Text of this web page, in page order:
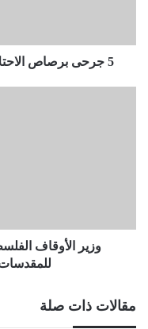
غزة
5 جرحى برصاص الاحتلال خلال تظاهرة شمال قطاع غزة
الإسلامية
والمسيحيةوزير الأوقاف
للمقدسات
مقالات ذات صلة